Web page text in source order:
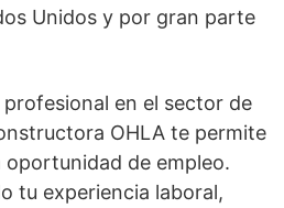
Unidos y por gran parte
en el sector de
OHLA te permite
oportunidad de empleo.
tu experiencia laboral,